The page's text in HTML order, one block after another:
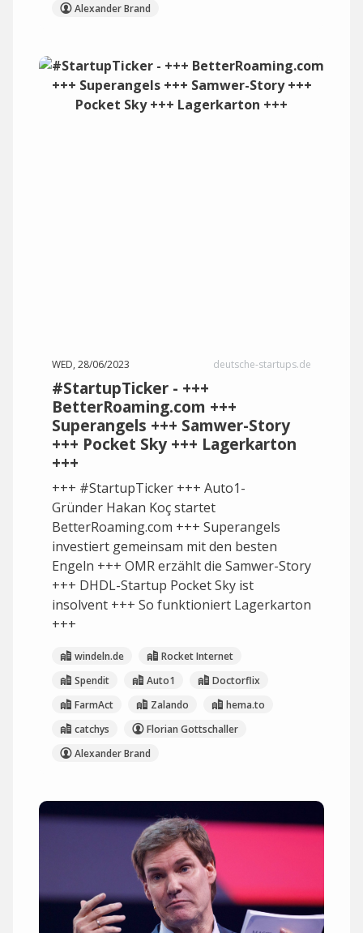
Alexander Brand
WED, 28/06/2023 deutsche-startups.de
#StartupTicker - +++
BetterRoaming.com +++
Superangels +++ Samwer-Story
+++ Pocket Sky +++ Lagerkarton
+++
+++ #StartupTicker +++ Auto1-
Gründer Hakan Koç startet
BetterRoaming.com +++ Superangels
investiert gemeinsam mit den besten
Engeln +++ OMR erzählt die Samwer-Story
+++ DHDL-Startup Pocket Sky ist
insolvent +++ So funktioniert Lagerkarton
+++
windeln.de
Rocket Internet
Spendit
Auto1
Doctorflix
FarmAct
Zalando
hema.to
catchys
Florian Gottschaller
Alexander Brand